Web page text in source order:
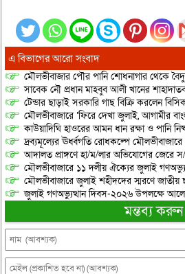
এ বিভাগের আরো সংবাদ
মৌলভীবাজার পৌর পানি শোধনাগার থেকে
সাবেক নৌ প্রধান মাহবুব আলী খানের
টেন্ডার ছাড়াই সরকারি গাছ বিক্রি করলেন
মৌলভীবাজারে ‘ফিরে দেখা জুলাই, আগামীর
কাউয়াদিঘি হাওরের আমন ধান রক্ষা ও পানি
দ্রব্যমূল্যের ঊর্ধ্বগতি রোধকল্পে
আদালত প্রাঙ্গণে হা/ম/লার অভিযোগের জেরে
মৌলভীবাজারে ১১ দলীয় ঐক্যের জুলাই
মৌলভীবাজারে জুলাই শহীদদের স্মরণে
জুলাই গণঅভ্যুত্থান দিবস-২০২৬ উপলক্ষে
মন্তব্য করুন